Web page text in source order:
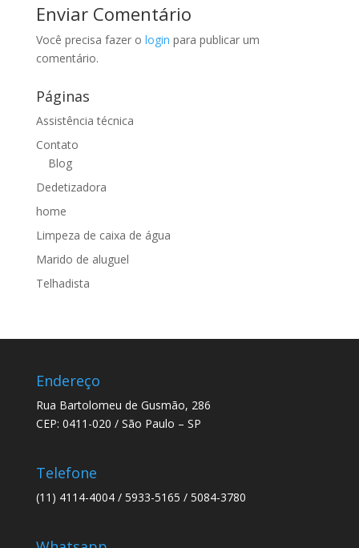
Enviar Comentário
Você precisa fazer o login para publicar um
comentário.
Páginas
Assistência técnica
Contato
Blog
Dedetizadora
home
Limpeza de caixa de água
Marido de aluguel
Telhadista
Endereço
Rua Bartolomeu de Gusmão, 286
CEP: 0411-020 / São Paulo – SP
Telefone
(11) 4114-4004 / 5933-5165 / 5084-3780